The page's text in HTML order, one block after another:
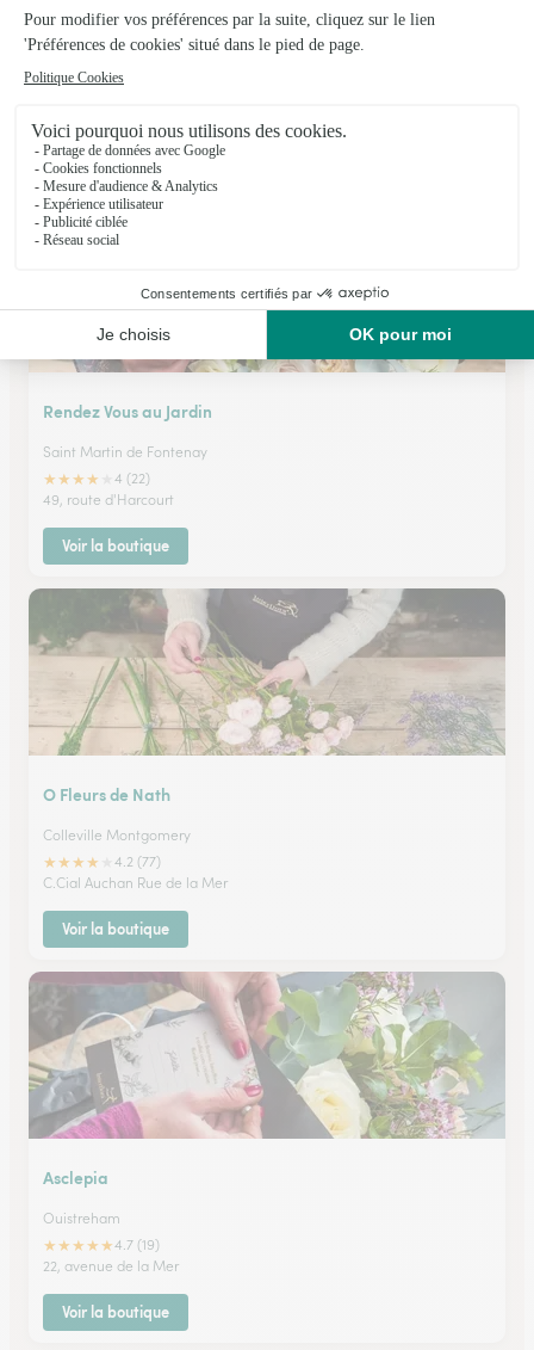
Bures Fleurs,L.letourneur
Saint Aubin Sur Mer
Voir la boutique
Rendez Vous au Jardin
Saint Martin de Fontenay
★★★★
4 (22)
49, route d'Harcourt
Voir la boutique
O Fleurs de Nath
Colleville Montgomery
★★★★
4.2 (77)
C.Cial Auchan Rue de la Mer
Voir la boutique
Asclepia
Ouistreham
★★★★★4.7 (19)
22, avenue de la Mer
Voir la boutique